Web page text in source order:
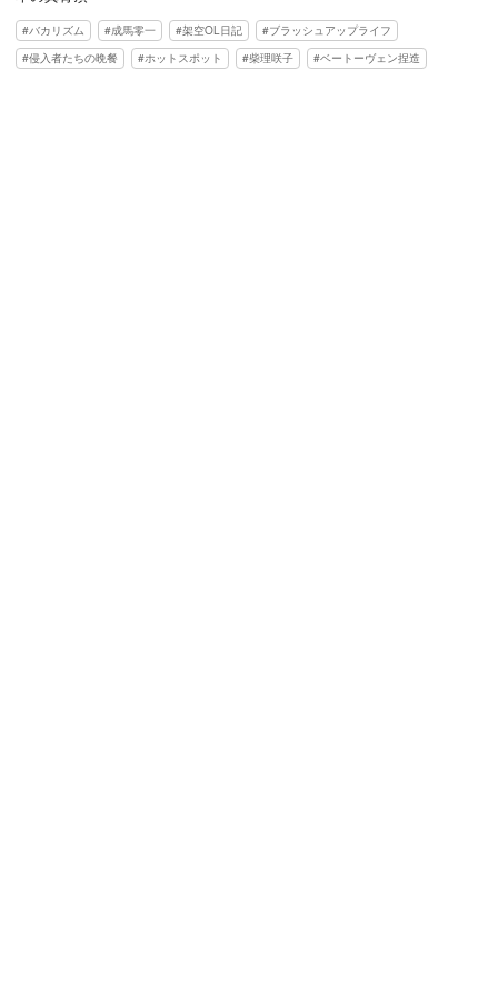
バカリズム 成馬零一 架空OL日記
ブラッシュアップライフ
侵入者たちの晩餐
ホットスポット 柴理咲子 ベートーヴェン捏造